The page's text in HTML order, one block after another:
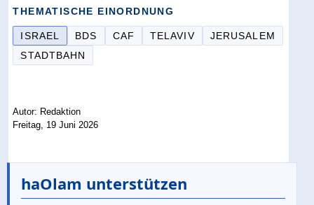
THEMATISCHE EINORDNUNG
ISRAEL BDS CAF TELAVIV
JERUSALEM
STADTBAHN
Autor: Redaktion
Freitag, 19 Juni 2026
haOlam unterstützen